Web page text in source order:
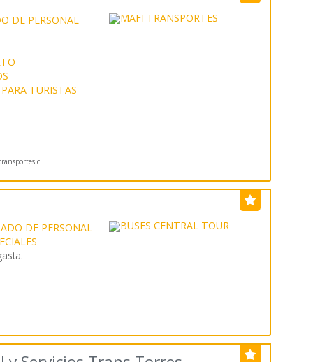
DE PERSONAL
TURISTAS
DE PERSONAL